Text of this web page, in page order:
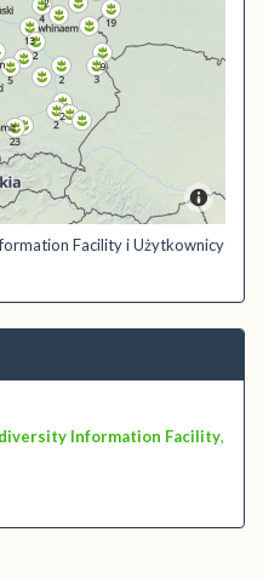
Facility i Użytkownicy
Information Facility,